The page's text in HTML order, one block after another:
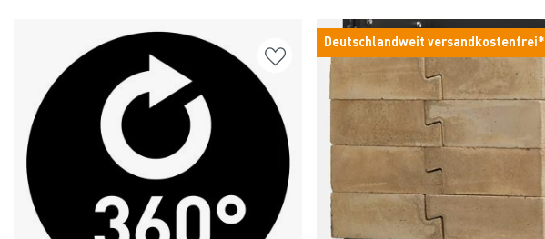
Deutschlandweit versandkostenfrei*